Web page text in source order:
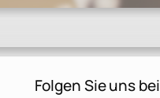
Folgen Sie uns bei